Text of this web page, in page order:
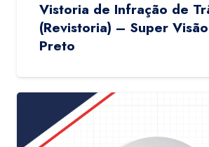
Vistoria de Infração de
(Revistoria) – Super
Preto